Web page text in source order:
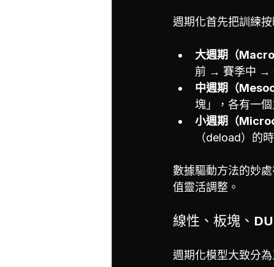
週期化首先把訓練
大週期（
前 → 賽季中 →
中週期（
塊」，各有一
小週期（
（deload）的
數據驅動方法的妙
值靈活調整。
線性、板塊、
週期化模型大致分為